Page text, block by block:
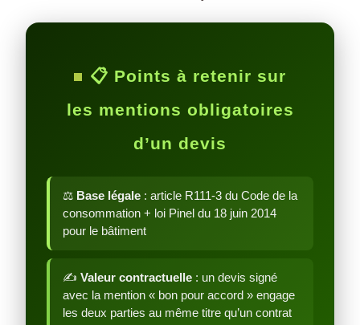
📋 Points à retenir sur
les mentions obligatoires
d’un devis
⚖️ Base légale : article R111-3 du Code de la
consommation + loi Pinel du 18 juin 2014
pour le bâtiment
✍️ Valeur contractuelle : un devis signé
avec la mention « bon pour accord » engage
les deux parties au même titre qu’un contrat